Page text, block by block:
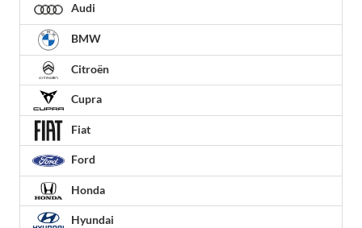
Audi
BMW
Citroën
Cupra
Fiat
Ford
Honda
Hyundai